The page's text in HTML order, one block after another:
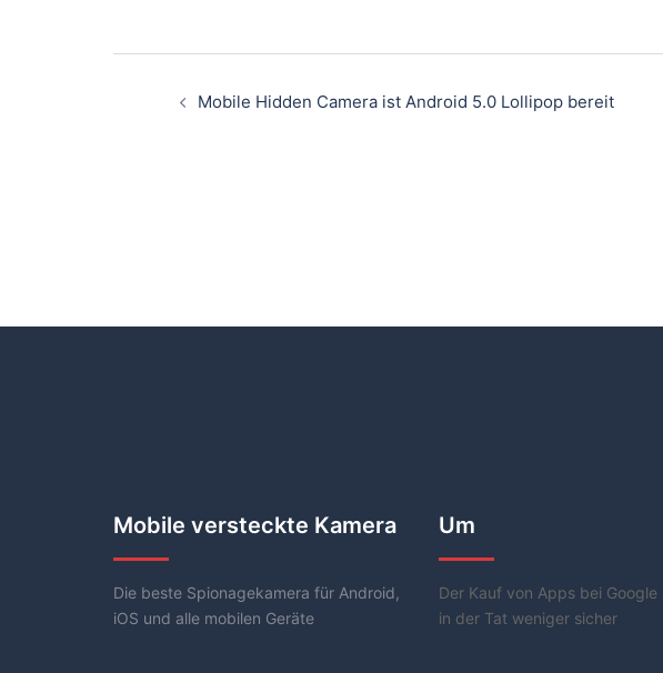
Mobile Hidden Camera ist Android 5.0 Lollipop bereit
Mobile versteckte Kamera
Die beste Spionagekamera für Android,
iOS und alle mobilen Geräte
Um
Der Kauf von Apps bei Google
in der Tat weniger sicher